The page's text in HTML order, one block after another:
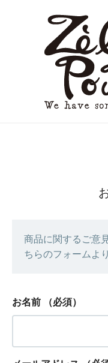
商品に関するご意
ちらのフォームよ
お名前 （必須）